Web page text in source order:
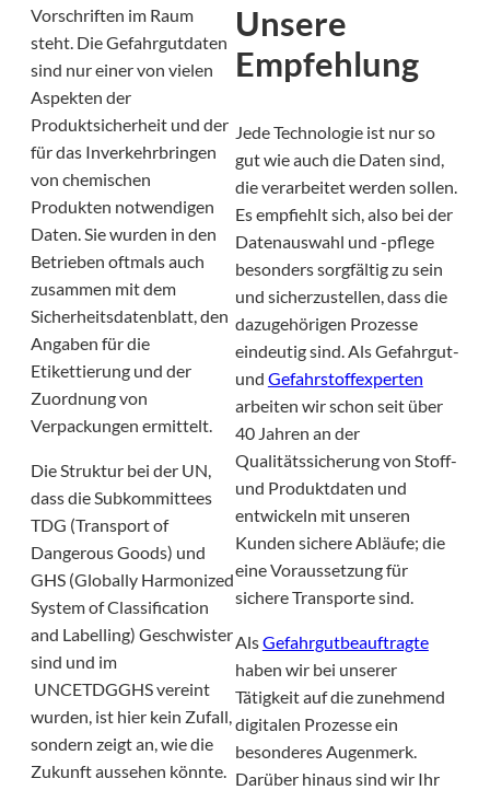
Vorschriften im Raum
steht. Die Gefahrgutdaten
sind nur einer von vielen
Aspekten der
Produktsicherheit und der
für das Inverkehrbringen
von chemischen
Produkten notwendigen
Daten. Sie wurden in den
Betrieben oftmals auch
zusammen mit dem
Sicherheitsdatenblatt, den
Angaben für die
Etikettierung und der
Zuordnung von
Verpackungen ermittelt.
Die Struktur bei der UN,
dass die Subkommittees
TDG (Transport of
Dangerous Goods) und
GHS (Globally Harmonized
System of Classification
and Labelling) Geschwister
sind und im
UNCETDGGHS vereint
wurden, ist hier kein Zufall,
sondern zeigt an, wie die
Zukunft aussehen könnte.
Unsere
Empfehlung
Jede Technologie ist nur so
gut wie auch die Daten sind,
die verarbeitet werden sollen.
Es empfiehlt sich, also bei der
Datenauswahl und -pflege
besonders sorgfältig zu sein
und sicherzustellen, dass die
dazugehörigen Prozesse
eindeutig sind. Als Gefahrgut-
und Gefahrstoffexperten
arbeiten wir schon seit über
40 Jahren an der
Qualitätssicherung von Stoff-
und Produktdaten und
entwickeln mit unseren
Kunden sichere Abläufe; die
eine Voraussetzung für
sichere Transporte sind.
AlsGefahrgutbeauftragte
haben wir bei unserer
Tätigkeit auf die zunehmend
digitalen Prozesse ein
besonderes Augenmerk.
Darüber hinaus sind wir Ihr